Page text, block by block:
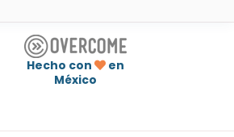
Hecho con
en
México